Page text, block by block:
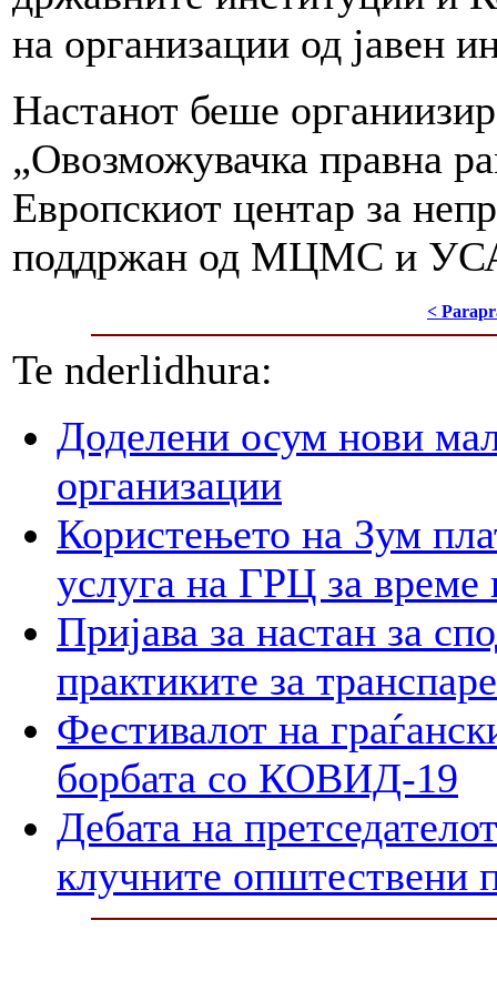
на организации од јавен
Настанот беше
„Овозможувачка правна
Европскиот центар за
поддржан од МЦМС и
<
Te nderlidhura:
Доделени осум нови
организации
Користењето на Зум
услуга на ГРЦ за време
Пријава за настан за
практиките за
Фестивалот на
борбата со КОВИД-19
Дебата на
клучните општествени